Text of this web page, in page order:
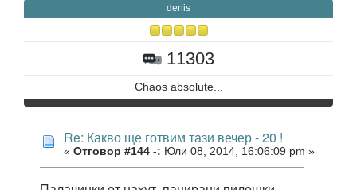
denis
11303
Chaos absolute...
Re: Какво ще готвим тази вечер - 20 !
« Отговор #144 -: Юли 08, 2014, 16:06:09 pm »